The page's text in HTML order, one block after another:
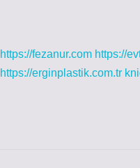
https://fezanur.com https://
https://erginplastik.com.tr